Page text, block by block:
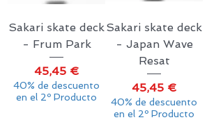
Sakari skate deck
- Frum Park
Precio
45,45 €
40% de descuento
en el 2º Producto
Sakari skate deck
- Japan Wave
Resat
Precio
45,45 €
40% de descuento
en el 2º Producto